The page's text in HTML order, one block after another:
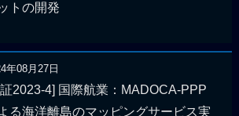
トの開発
年08月27日
2023-4] 国際航業：MADOCA-PPP
る海洋離島のマッピングサービス実